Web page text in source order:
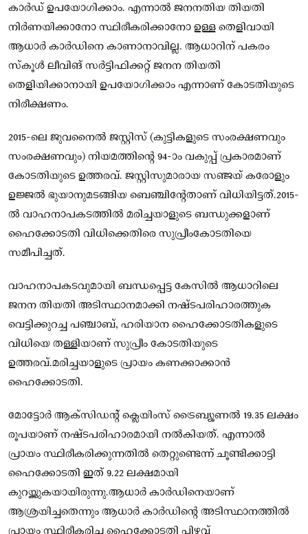
കാര്‍ഡ് ഉപയോഗിക്കാം. എന്നാല്‍ ജനനതിയ തിയതി
നിര്‍ണയിക്കാനോ സ്ഥിരീകരിക്കാനോ ഉള്ള തെളിവായി
ആധാര്‍ കാര്‍ഡിനെ കാണാനാവില്ല. ആധാറിന് പകരം
സ്‌കൂള്‍ ലീവിങ് സര്‍ട്ടിഫിക്കറ്റ് ജനന തിയതി
തെളിയിക്കാനായി ഉപയോഗിക്കാം എന്നാണ് കോടതിയുടെ
നിരീക്ഷണം.
‌2015-ലെ ജുവനൈല്‍ ജസ്റ്റിസ് (കുട്ടികളുടെ സംരക്ഷണവും
സംരക്ഷണവും) നിയമത്തിന്റെ 94-ാം വകുപ്പ് പ്രകാരമാണ്
കോടതിയുടെ ഉത്തരവ്. ജസ്റ്റിസുമാരായ സഞ്ജയ് കരോളും
ഉജ്ജല്‍ ഭുയാനുമടങ്ങിയ ബെഞ്ചിന്റേതാണ് വിധിയിട്ടത്.2015-
ൽ വാഹനാപകടത്തിൽ മരിച്ചയാളുടെ ബന്ധുക്കളാണ്
ഹൈക്കോടതി വിധിക്കെതിരെ സുപ്രീംകോടതിയെ
സമീപിച്ചത്.
വാഹനാപകടവുമായി ബന്ധപ്പെട്ട കേസിൽ ആധാറിലെ
ജനന തിയതി അടിസ്ഥാനമാക്കി നഷ്ടപരിഹാരത്തുക
വെട്ടിക്കുറച്ച പഞ്ചാബ്, ഹരിയാന ഹൈക്കോടതികളുടെ
വിധിയെ തള്ളിയാണ് സുപ്രീം കോടതിയുടെ
ഉത്തരവ്.മരിച്ചയാളുടെ പ്രായം കണക്കാക്കാന്‍
ഹൈക്കോടതി.
മോട്ടോര്‍ ആക്‌സിഡന്റ് ക്ലെയിംസ് ട്രൈബ്യൂണല്‍ 19.35 ലക്ഷം
രൂപയാണ് നഷ്ടപരിഹാരമായി നല്‍കിയത്. എന്നാല്‍
പ്രായം സ്ഥിരീകരിക്കുന്നതില്‍ തെറ്റുണ്ടെന്ന് ചൂണ്ടിക്കാട്ടി
ഹൈക്കോടതി ഇത് 9.22 ലക്ഷമായി
കുറയ്ക്കുകയായിരുന്നു.ആധാര്‍ കാര്‍ഡിനെയാണ്
ആശ്രയിച്ചതെന്നും ആധാര്‍ കാര്‍ഡിന്റെ അടിസ്ഥാനത്തില്‍
പ്രായം സ്ഥിരീകരിച്ച ഹൈക്കോടതി പിഴവ്